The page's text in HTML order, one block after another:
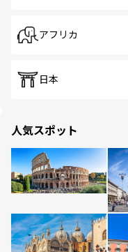
アフリカ
日本
人気スポット